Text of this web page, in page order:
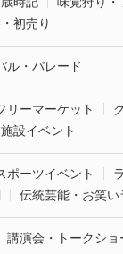
初売り
ル・パレード
リーマーケット
設イベント
ポーツイベント
伝統芸能・お笑い
講演会・トークショ